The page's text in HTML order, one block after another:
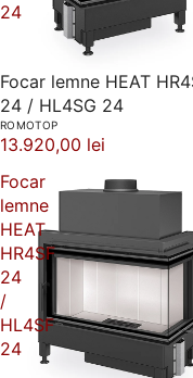
24
Focar lemne HEAT
24 / HL4SG 24
ROMOTOP
13.920,00 lei
Focar
lemne
HEAT
HR4SF
24
/
HL4SF
24